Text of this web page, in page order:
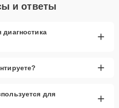
и ответы
+
+
для
+